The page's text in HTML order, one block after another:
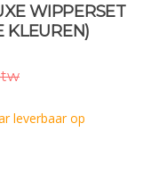
WIPPERSET
KLEUREN)
leverbaar op